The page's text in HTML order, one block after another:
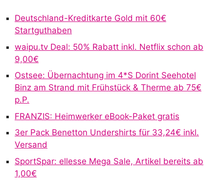
Deutschland-Kreditkarte Gold mit 60€
Startguthaben
waipu.tv Deal: 50% Rabatt inkl. Netflix schon ab
9,00€
Ostsee: Übernachtung im 4*S Dorint Seehotel
Binz am Strand mit Frühstück & Therme ab 75€
p.P.
FRANZIS: Heimwerker eBook-Paket gratis
3er Pack Benetton Undershirts für 33,24€ inkl.
Versand
SportSpar: ellesse Mega Sale, Artikel bereits ab
1,00€